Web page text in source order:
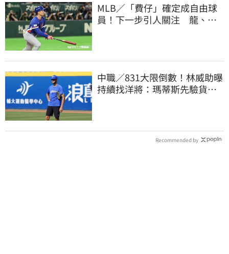
MLB／「費仔」確定成自由球
員！下一步引人關注 龍、獅
中職／831大限倒數！林威助曝
持續找洋將：瑪蒂斯先驗貨、
Recommended by